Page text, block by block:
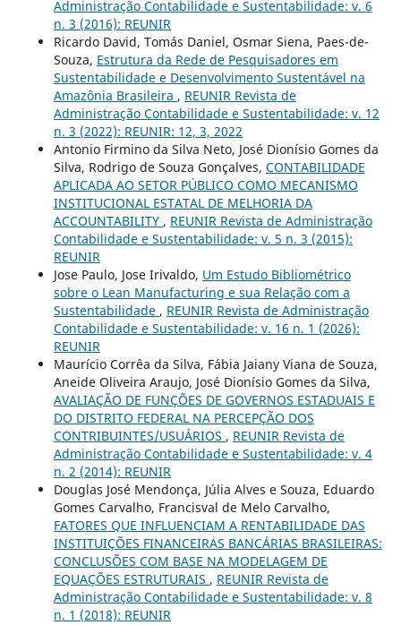
Administração Contabilidade e Sustentabilidade: v. 6
n. 3 (2016): REUNIR
Ricardo David, Tomás Daniel, Osmar Siena, Paes-de-
Souza, Estrutura da Rede de Pesquisadores em
Sustentabilidade e Desenvolvimento Sustentável na
Amazônia Brasileira , REUNIR Revista de
Administração Contabilidade e Sustentabilidade: v. 12
n. 3 (2022): REUNIR: 12, 3, 2022
Antonio Firmino da Silva Neto, José Dionísio Gomes da
Silva, Rodrigo de Souza Gonçalves, CONTABILIDADE
APLICADA AO SETOR PÚBLICO COMO MECANISMO
INSTITUCIONAL ESTATAL DE MELHORIA DA
ACCOUNTABILITY , REUNIR Revista de Administração
Contabilidade e Sustentabilidade: v. 5 n. 3 (2015):
REUNIR
Jose Paulo, Jose Irivaldo, Um Estudo Bibliométrico
sobre o Lean Manufacturing e sua Relação com a
Sustentabilidade , REUNIR Revista de Administração
Contabilidade e Sustentabilidade: v. 16 n. 1 (2026):
REUNIR
Maurício Corrêa da Silva, Fábia Jaiany Viana de Souza,
Aneide Oliveira Araujo, José Dionísio Gomes da Silva,
AVALIAÇÃO DE FUNÇÕES DE GOVERNOS ESTADUAIS E
DO DISTRITO FEDERAL NA PERCEPÇÃO DOS
CONTRIBUINTES/USUÁRIOS , REUNIR Revista de
Administração Contabilidade e Sustentabilidade: v. 4
n. 2 (2014): REUNIR
Douglas José Mendonça, Júlia Alves e Souza, Eduardo
Gomes Carvalho, Francisval de Melo Carvalho,
FATORES QUE INFLUENCIAM A RENTABILIDADE DAS
INSTITUIÇÕES FINANCEIRAS BANCÁRIAS BRASILEIRAS:
CONCLUSÕES COM BASE NA MODELAGEM DE
EQUAÇÕES ESTRUTURAIS , REUNIR Revista de
Administração Contabilidade e Sustentabilidade: v. 8
n. 1 (2018): REUNIR